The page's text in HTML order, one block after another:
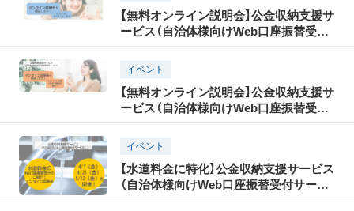
【無料オンライン説明会】公金収納支援サ
ービス（自治体様向けWeb口座振替受付
開催します！ 2022年10月12日（水）・14日
（金）他複数開催！
イベント
【無料オンライン説明会】公金収納支援サ
ービス（自治体様向けWeb口座振替受付
開催します！ 2023年4月26日（水）以降6月
まで複数回開催！
イベント
【水道料金に特化】公金収納支援サービス
（自治体様向けWeb口座振替受付サービ